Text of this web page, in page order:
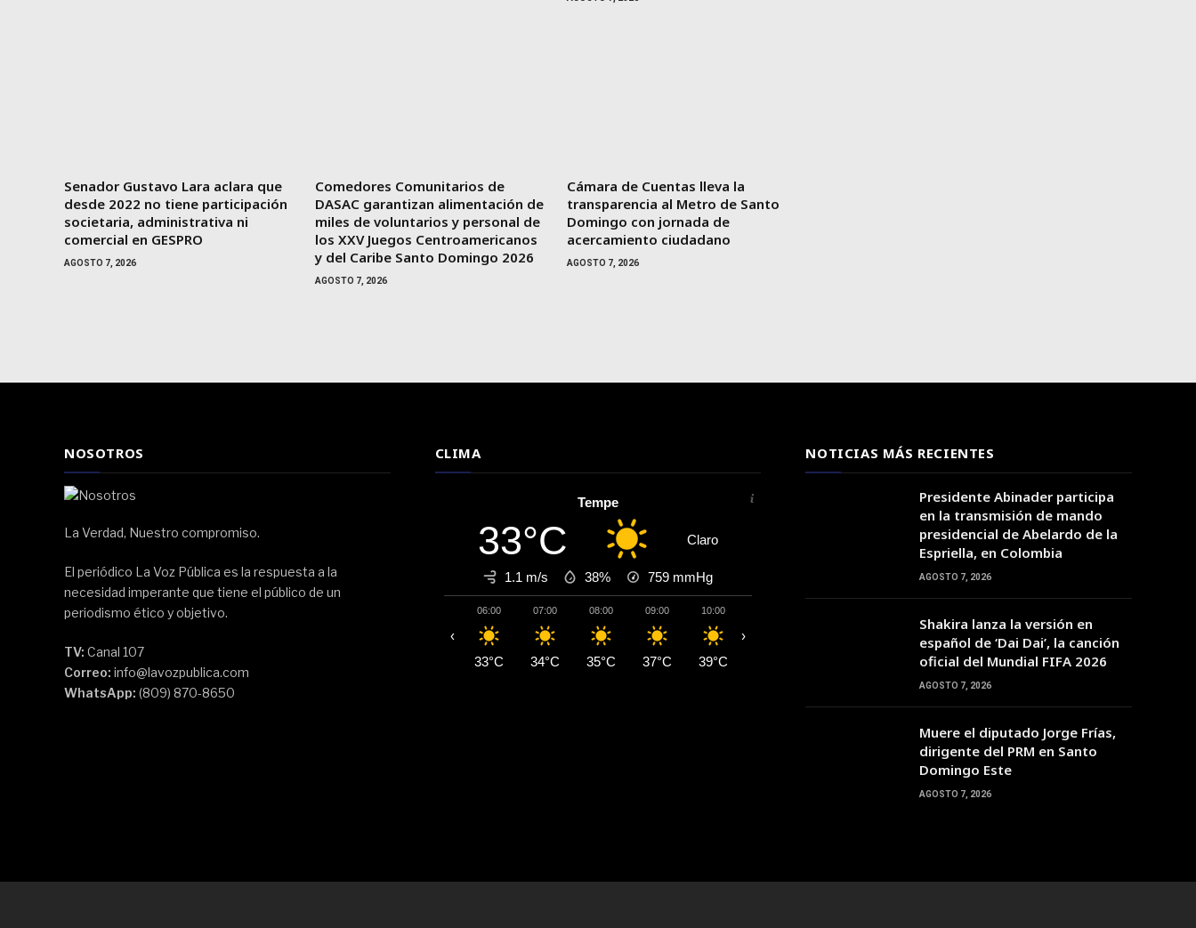
Senador Gustavo Lara aclara que
desde 2022 no tiene participación
societaria, administrativa ni
comercial en GESPRO
AGOSTO 7, 2026
Comedores Comunitarios de
DASAC garantizan alimentación de
miles de voluntarios y personal de
los XXV Juegos Centroamericanos
y del Caribe Santo Domingo 2026
AGOSTO 7, 2026
Cámara de Cuentas lleva la
transparencia al Metro de Santo
Domingo con jornada de
acercamiento ciudadano
AGOSTO 7, 2026
NOSOTROS
La Verdad, Nuestro compromiso.
El periódico La Voz Pública es la respuesta a la
necesidad imperante que tiene el público de un
periodismo ético y objetivo.
TV: Canal 107
Correo: info@lavozpublica.com
WhatsApp: (809) 870-8650
CLIMA
Tempe
33°C Claro
1.1 m/s 38% 759 mmHg
06:00
33°C
07:00
34°C
08:00
35°C
09:00
37°C
10:00
39°C 44°C 45°C 45°C 45°C
‹ ›
NOTICIAS MÁS RECIENTES
Presidente Abinader participa
en la transmisión de mando
presidencial de Abelardo de la
Espriella, en Colombia
AGOSTO 7, 2026
Shakira lanza la versión en
español de ‘Dai Dai’, la canción
oficial del Mundial FIFA 2026
AGOSTO 7, 2026
Muere el diputado Jorge Frías,
dirigente del PRM en Santo
Domingo Este
AGOSTO 7, 2026